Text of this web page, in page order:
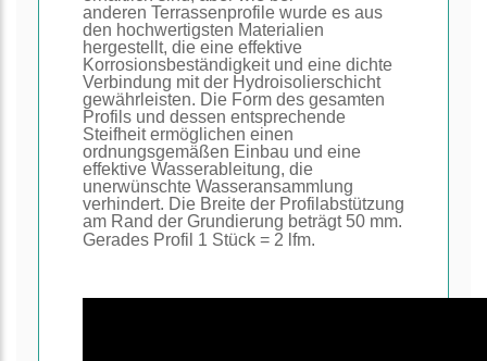
anderen Terrassenprofile wurde es aus
den hochwertigsten Materialien
hergestellt, die eine effektive
Korrosionsbeständigkeit und eine dichte
Verbindung mit der Hydroisolierschicht
gewährleisten. Die Form des gesamten
Profils und dessen entsprechende
Steifheit ermöglichen einen
ordnungsgemäßen Einbau und eine
effektive Wasserableitung, die
unerwünschte Wasseransammlung
verhindert. Die Breite der Profilabstützung
am Rand der Grundierung beträgt 50 mm.
Gerades Profil 1 Stück = 2 lfm.